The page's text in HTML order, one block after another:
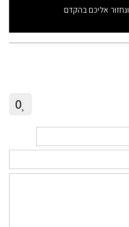
ונחזור אליכם בהקדם
0